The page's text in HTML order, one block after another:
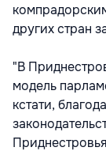
других стран
"В
модель
кстати,